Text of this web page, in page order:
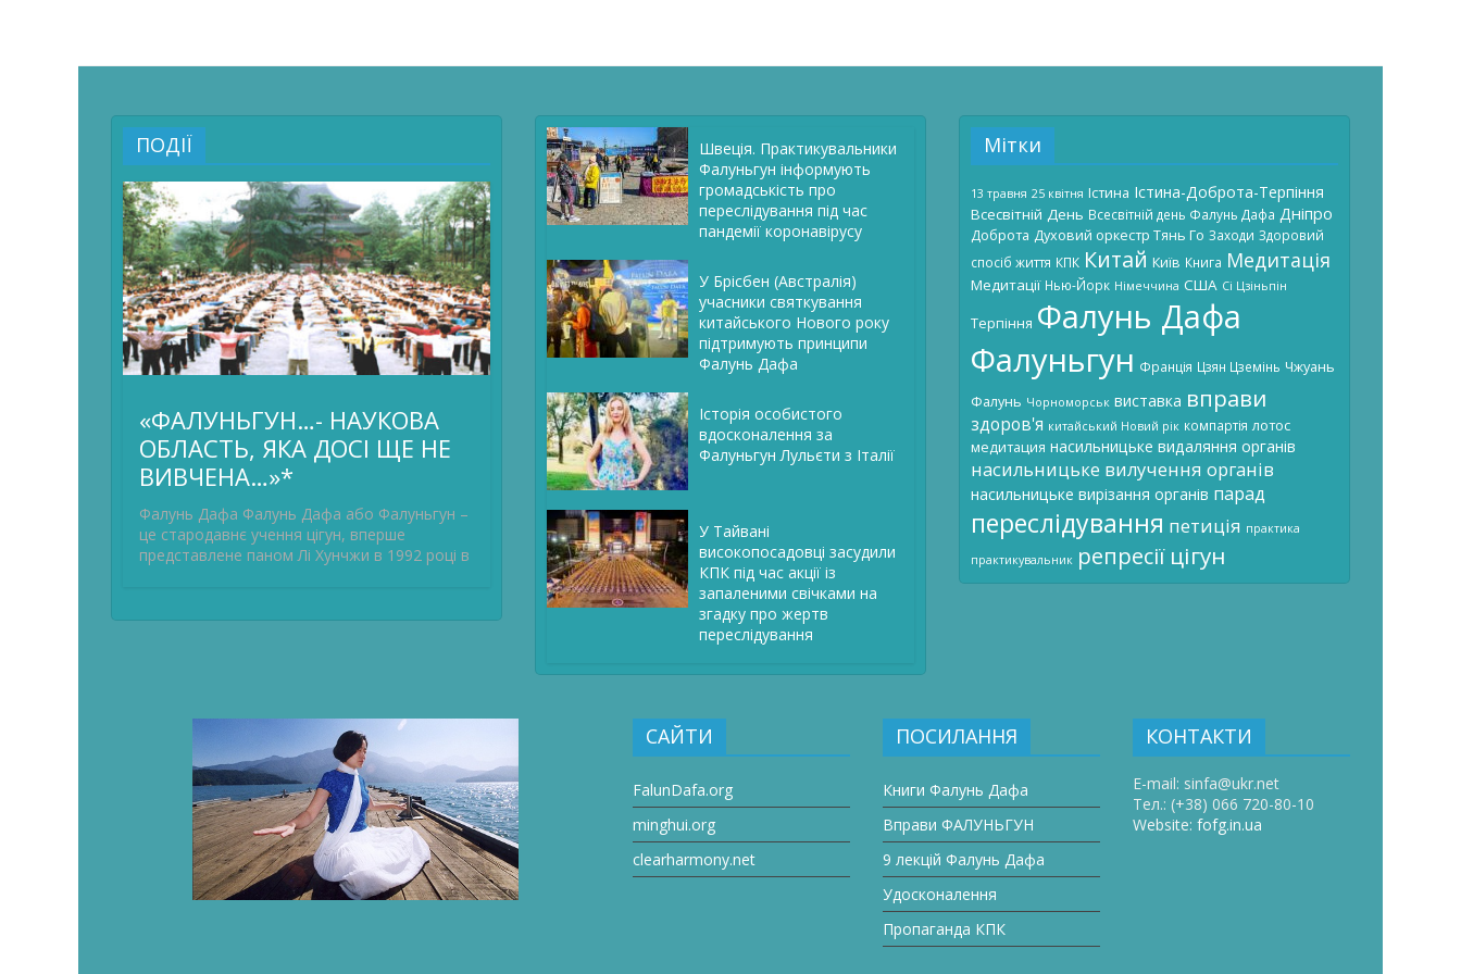
ПОДІЇ
«ФАЛУНЬГУН…- НАУКОВА
ОБЛАСТЬ, ЯКА ДОСІ ЩЕ НЕ
ВИВЧЕНА…»*
Фалунь Дафа Фалунь Дафа або Фалуньгун –
це стародавнє учення цігун, вперше
представлене паном Лі Хунчжи в 1992 році в
Швеція. Практикувальники
Фалуньгун інформують
громадськість про
переслідування під час
пандемії коронавірусу
У Брісбен (Австралія)
учасники святкування
китайського Нового року
підтримують принципи
Фалунь Дафа
Історія особистого
вдосконалення за
Фалуньгун Лульєти з Італії
У Тайвані
високопосадовці засудили
КПК під час акції із
запаленими свічками на
згадку про жертв
переслідування
Мітки
13 травня 25 квітня Істина Істина-Доброта-Терпіння
Всесвітній День Всесвітній день Фалунь Дафа Дніпро
Доброта Духовий оркестр Тянь Го Заходи Здоровий
спосіб життя КПК Китай Київ Книга Медитація
Медитації Нью-Йорк Німеччина США Сі Цзіньпін
Терпіння Фалунь Дафа
Фалуньгун Франція Цзян Цземінь Чжуань
Фалунь Чорноморськ виставка вправи
здоров'я китайський Новий рік компартія лотос
медитация насильницьке видаляння органів
насильницьке вилучення органів
насильницьке вирізання органів парад
переслідування петиція практика
практикувальник репресії цігун
САЙТИ
FalunDafa.org
minghui.org
clearharmony.net
ПОСИЛАННЯ
Книги Фалунь Дафа
Вправи ФАЛУНЬГУН
9 лекцій Фалунь Дафа
Удосконалення
Пропаганда КПК
КОНТАКТИ
E-mail: sinfa@ukr.net
Тел.: (+38) 066 720-80-10
Website: fofg.in.ua